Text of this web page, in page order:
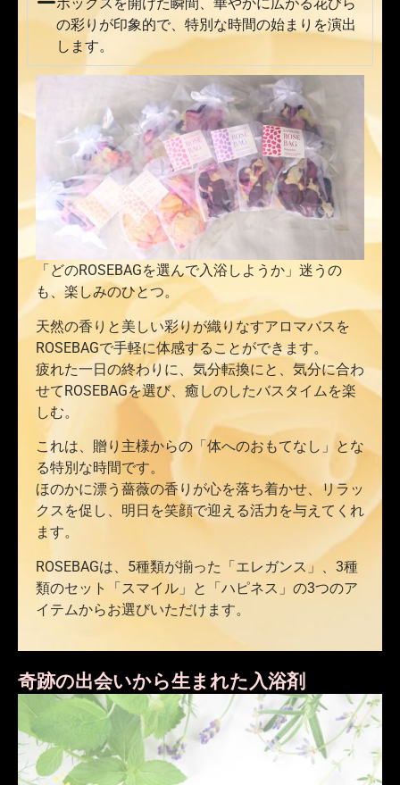
の彩りが印象的で、特別な時間の始まりを演出
します。
「どのROSEBAGを選んで入浴しようか」迷うの
も、楽しみのひとつ。
天然の香りと美しい彩りが織りなすアロマバスを
ROSEBAGで手軽に体感することができます。
疲れた一日の終わりに、気分転換にと、気分に合わ
せてROSEBAGを選び、癒しのしたバスタイムを楽
しむ。
これは、贈り主様からの「体へのおもてなし」とな
る特別な時間です。
ほのかに漂う薔薇の香りが心を落ち着かせ、リラッ
クスを促し、明日を笑顔で迎える活力を与えてくれ
ます。
ROSEBAGは、5種類が揃った「エレガンス」、3種
類のセット「スマイル」と「ハピネス」の3つのア
イテムからお選びいただけます。
奇跡の出会いから生まれた入浴剤